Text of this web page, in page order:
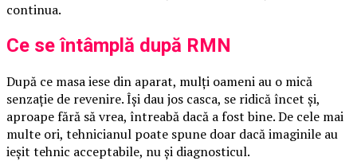
continua.
Ce se întâmplă după RMN
După ce masa iese din aparat, mulți oameni au o mică
senzație de revenire. Își dau jos casca, se ridică încet și,
aproape fără să vrea, întreabă dacă a fost bine. De cele mai
multe ori, tehnicianul poate spune doar dacă imaginile au
ieșit tehnic acceptabile, nu și diagnosticul.